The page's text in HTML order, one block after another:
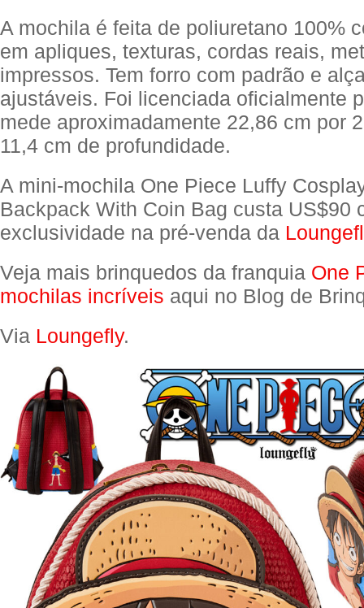
A mochila é feita de poliuretano 100%
em apliques, texturas, cordas reais,
impressos. Tem forro com padrão e
ajustáveis. Foi licenciada oficialmente
mede aproximadamente 22,86 cm por
11,4 cm de profundidade.
A mini-mochila One Piece Luffy
Backpack With Coin Bag custa US$90
exclusividade na pré-venda da
Veja mais brinquedos da franquia One
mochilas incríveis aqui no Blog de
Via Loungefly.